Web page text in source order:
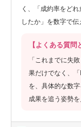
く、「成約率をど
したか」を数字で伝
【よくある質問
「これまでに失
果だけでなく、
を、具体的な数
成果を追う姿勢